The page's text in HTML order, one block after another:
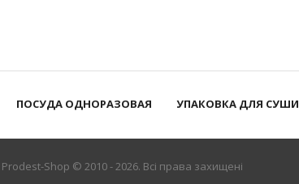
ПОСУДА ОДНОРАЗОВАЯ УПАКОВКА ДЛЯ СУШИ
Prodest-Shop © 2010 - 2026. Всі права захищені